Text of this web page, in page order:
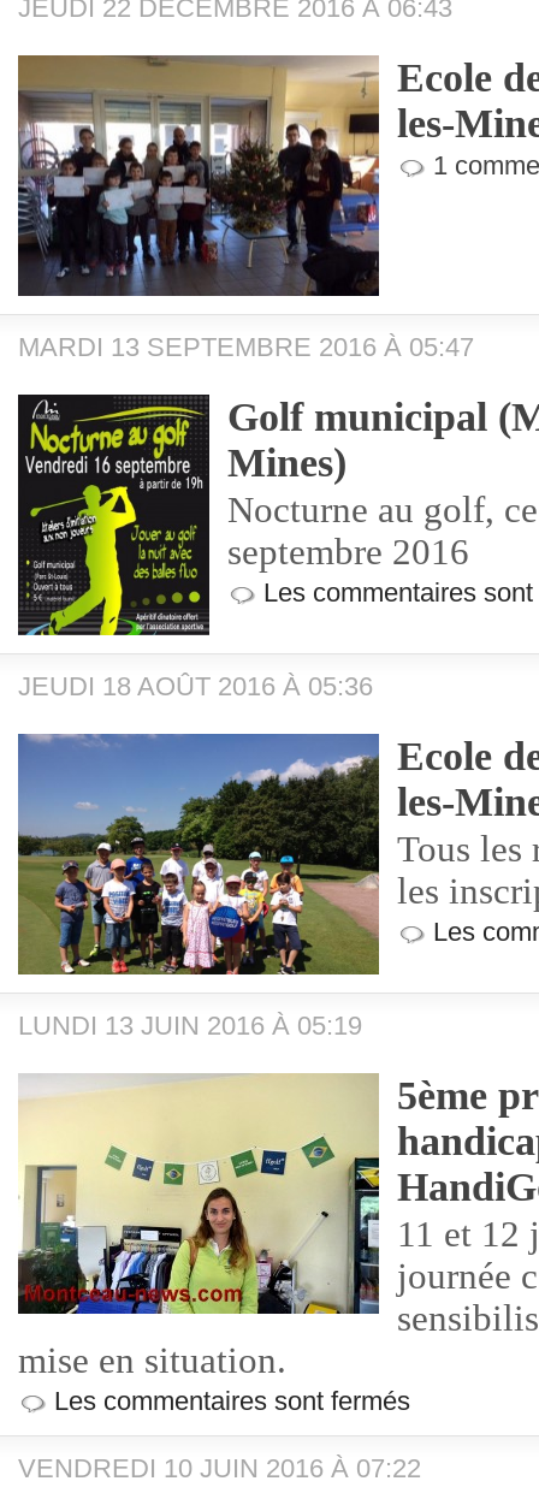
JEUDI 22 DÉCEMBRE 2016 À 06:43
Ecole
les-
1
MARDI 13 SEPTEMBRE 2016 À 05:47
Golf municipal
Mines)
Nocturne au golf,
septembre 2016
Les commentaires
JEUDI 18 AOÛT 2016 À 05:36
Ecole
les-
Tous les
les
Les
LUNDI 13 JUIN 2016 À 05:19
5ème
11 et 12
journée
mise en situation.
Les commentaires sont fermés
VENDREDI 10 JUIN 2016 À 07:22